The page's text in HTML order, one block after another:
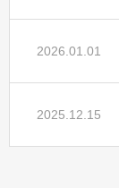
2026.01.01
2025.12.15